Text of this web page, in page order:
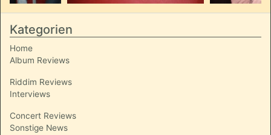
Kategorien
Home
Album Reviews
Riddim Reviews
Interviews
Concert Reviews
Sonstige News